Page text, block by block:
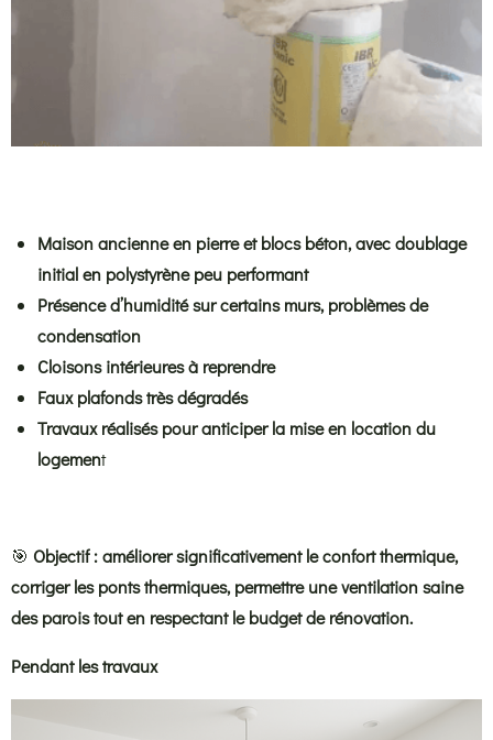
Maison ancienne en pierre et blocs béton, avec doublage
initial en polystyrène peu performant
Présence d’humidité sur certains murs, problèmes de
condensation
Cloisons intérieures à reprendre
Faux plafonds très dégradés
Travaux réalisés pour anticiper la mise en location du
logement
🎯 Objectif : améliorer significativement le confort thermique,
corriger les ponts thermiques, permettre une ventilation saine
des parois tout en respectant le budget de rénovation.
Pendant les travaux